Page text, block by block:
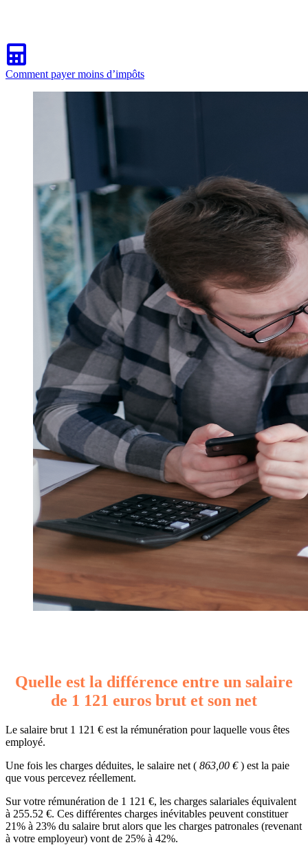
Comment payer moins d’impôts
Quelle est la différence entre un salaire
de 1 121 euros brut et son net
Le salaire brut 1 121 € est la rémunération pour laquelle vous êtes
employé.
Une fois les charges déduites, le salaire net ( 863,00 €) est la paie
que vous percevez réellement.
Sur votre rémunération de 1 121 €, les charges salariales équivalent
à 255.52 €. Ces différentes charges inévitables peuvent constituer
21% à 23% du salaire brut alors que les charges patronales (revenant
à votre employeur) vont de 25% à 42%.